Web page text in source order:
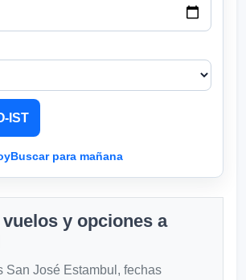
IST
Buscar para mañana
y opciones a
San José Estambul, fechas